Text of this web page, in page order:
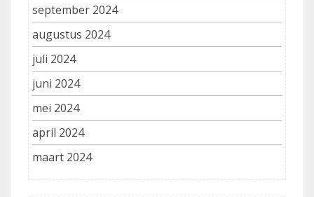
september 2024
augustus 2024
juli 2024
juni 2024
mei 2024
april 2024
maart 2024